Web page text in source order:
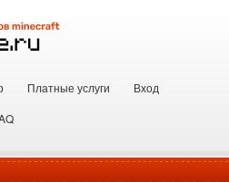
Платные услуги
Вход